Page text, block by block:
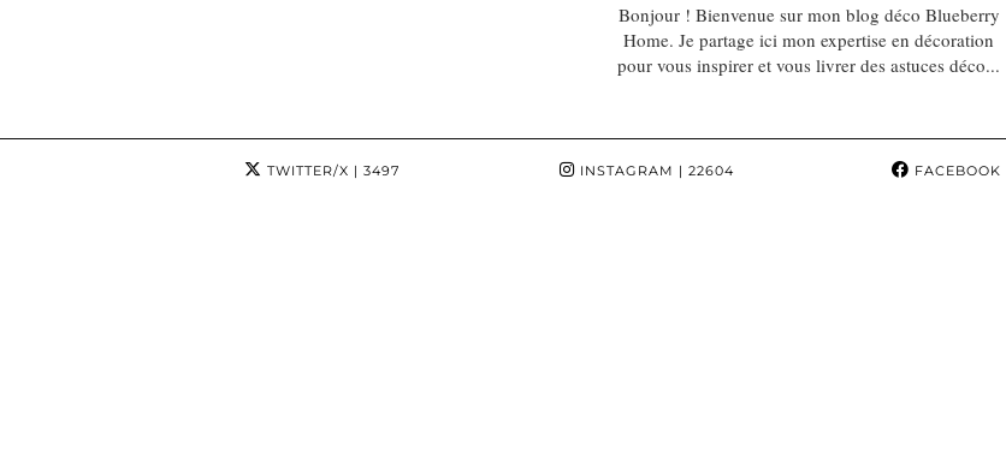
Bonjour ! Bienvenue sur mon blog déco Blueberry
Home. Je partage ici mon expertise en décoration
pour vous inspirer et vous livrer des astuces déco...
TWITTER/X | 3497 INSTAGRAM | 22604 FACEBOOK